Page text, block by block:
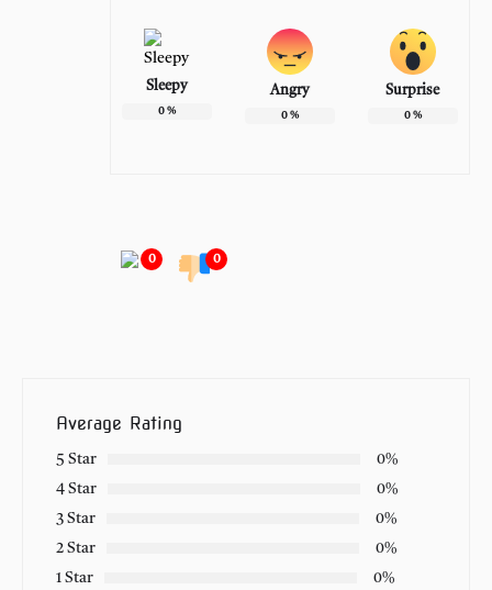
Sleepy
0%
Angry
0%
Surprise
0%
0 0
Average Rating
5 Star
0%
4 Star
0%
3 Star
0%
2 Star
0%
1 Star
0%